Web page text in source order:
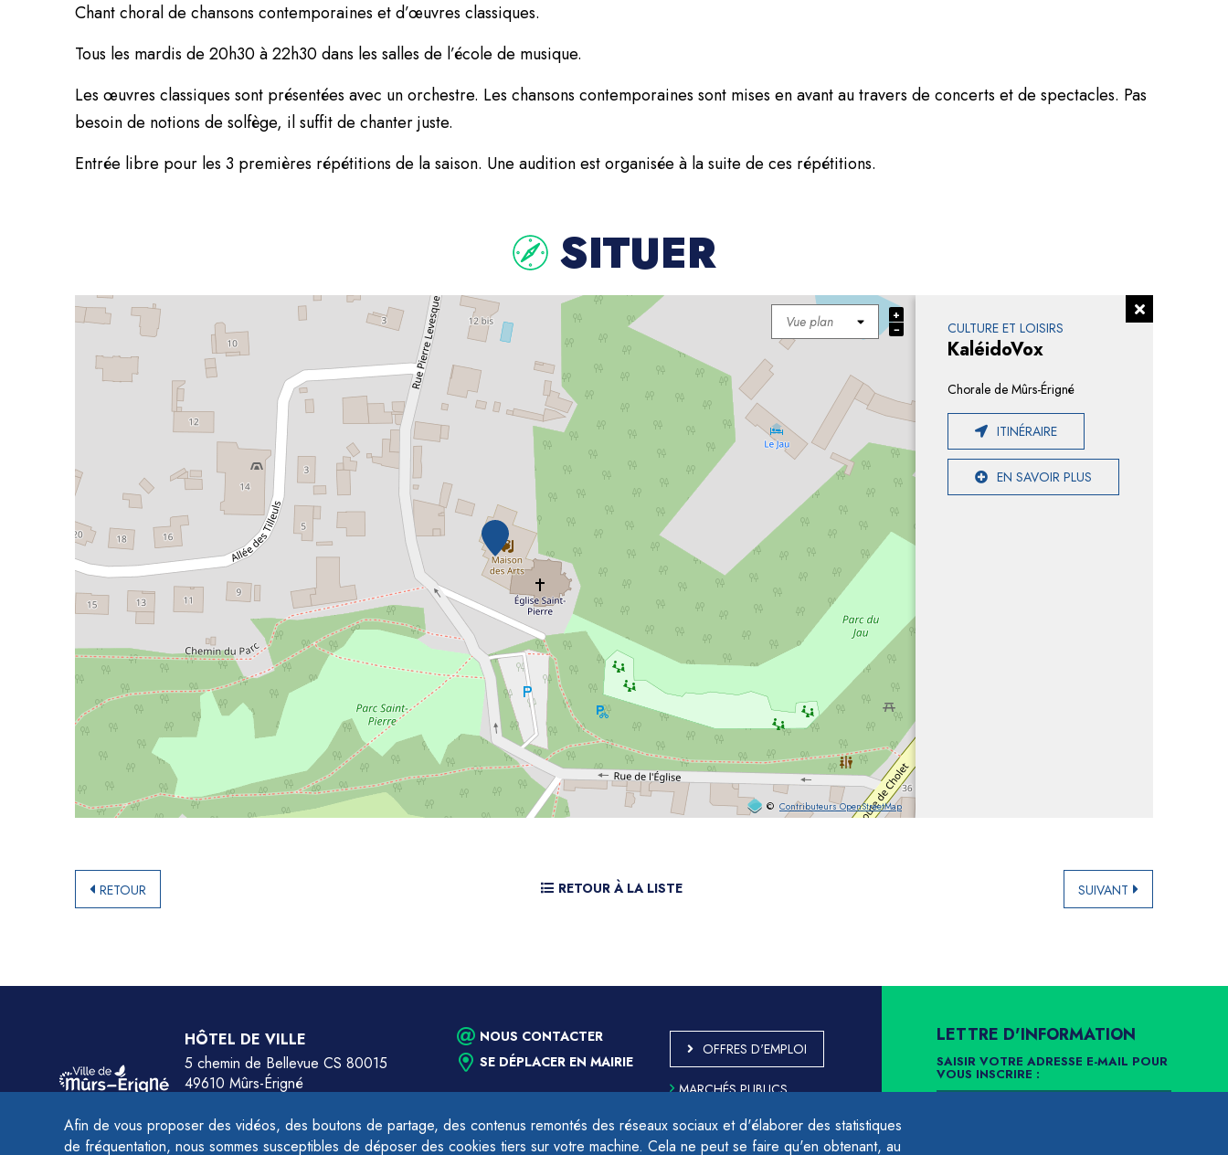
Afin de vous proposer des vidéos, des boutons de partage, des contenus remontés des réseaux sociaux et d'élaborer des statistiques
de fréquentation, nous sommes susceptibles de déposer des cookies tiers sur votre machine. Cela ne peut se faire qu'en obtenant, au
Chant choral de chansons contemporaines et d’œuvres classiques.
Tous les mardis de 20h30 à 22h30 dans les salles de l’école de musique.
Les œuvres classiques sont présentées avec un orchestre. Les chansons contemporaines sont mises en avant au travers de concerts et de spectacles. Pas
besoin de notions de solfège, il suffit de chanter juste.
Entrée libre pour les 3 premières répétitions de la saison. Une audition est organisée à la suite de ces répétitions.
SITUER
© Contributeurs OpenStreetMap
+
−
CULTURE ET LOISIRS
KaléidoVox
Chorale de Mûrs-Érigné
ITINÉRAIRE
EN SAVOIR PLUS
RETOUR RETOUR À LA LISTE SUIVANT
HÔTEL DE VILLE
5 chemin de Bellevue CS 80015
49610 Mûrs-Érigné
NOUS CONTACTER
SE DÉPLACER EN MAIRIE
OFFRES D'EMPLOI
MARCHÉS PUBLICS
CONFORME
PLAN DU SITE
LETTRE D'INFORMATION
SAISIR VOTRE ADRESSE E-MAIL POUR
VOUS INSCRIRE :